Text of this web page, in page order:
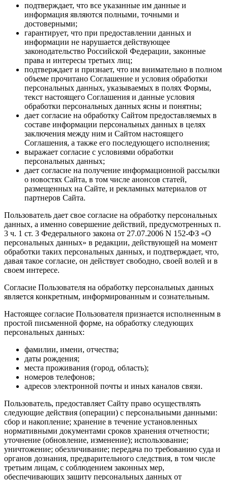
подтверждает, что все указанные им данные и
информация являются полными, точными и
достоверными;
гарантирует, что при предоставлении данных и
информации не нарушается действующее
законодательство Российской Федерации, законные
права и интересы третьих лиц;
подтверждает и признает, что им внимательно в полном
объеме прочитано Соглашение и условия обработки
персональных данных, указываемых в полях Формы,
текст настоящего Соглашения и данные условия
обработки персональных данных ясны и понятны;
дает согласие на обработку Сайтом предоставляемых в
составе информации персональных данных в целях
заключения между ним и Сайтом настоящего
Соглашения, а также его последующего исполнения;
выражает согласие с условиями обработки
персональных данных;
дает согласие на получение информационной рассылки
о новостях Сайта, в том числе анонсов статей,
размещенных на Сайте, и рекламных материалов от
партнеров Сайта.
Пользователь дает свое согласие на обработку персональных
данных, а именно совершение действий, предусмотренных п.
3 ч. 1 ст. 3 Федерального закона от 27.07.2006 N 152-ФЗ «О
персональных данных» в редакции, действующей на момент
обработки таких персональных данных, и подтверждает, что,
давая такое согласие, он действует свободно, своей волей и в
своем интересе.
Согласие Пользователя на обработку персональных данных
является конкретным, информированным и сознательным.
Настоящее согласие Пользователя признается исполненным в
простой письменной форме, на обработку следующих
персональных данных:
фамилии, имени, отчества;
даты рождения;
места проживания (город, область);
номеров телефонов;
адресов электронной почты и иных каналов связи.
Пользователь, предоставляет Сайту право осуществлять
следующие действия (операции) с персональными данными:
сбор и накопление; хранение в течение установленных
нормативными документами сроков хранения отчетности;
уточнение (обновление, изменение); использование;
уничтожение; обезличивание; передача по требованию суда и
органов дознания, предварительного следствия, в том числе
третьим лицам, с соблюдением законных мер,
обеспечивающих защиту персональных данных от